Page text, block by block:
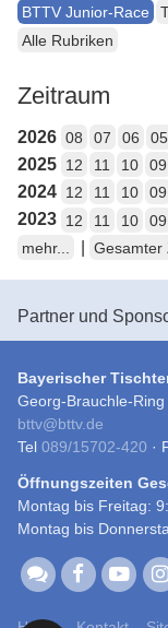
BTTV Junior-Race
Alle Rubriken
Zeitraum
2026 08 07 06 05
2025 12 11 10 09
2024 12 11 10 09
2023 12 11 10 09
mehr...
Gesamter
Partner und
Bayerischer
Georg-Brauchle-
bttv@bttv.de
Tel 089/15702-420 ·
Öffnungszeiten
Montag bis Freitag:
Montag bis